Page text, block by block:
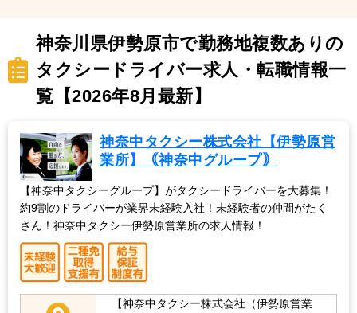
神奈川県伊勢原市で勤務地複数ありの
タクシードライバー求人・転職情報一
覧【2026年8月最新】
神奈中タクシー株式会社【伊勢原営
業所】｟神奈中グループ｠
【神奈中タクシーグループ】がタクシードライバーを大募集！
約9割のドライバーが業界未経験入社！未経験者の仲間がたく
さん！神奈中タクシー伊勢原営業所の求人情報！
【神奈中タクシー株式会社（伊勢原営業